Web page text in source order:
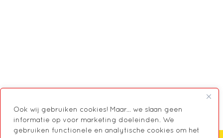
Ook wij gebruiken cookies! Maar... we slaan geen
informatie op voor marketing doeleinden. We
gebruiken functionele en analytische cookies om het